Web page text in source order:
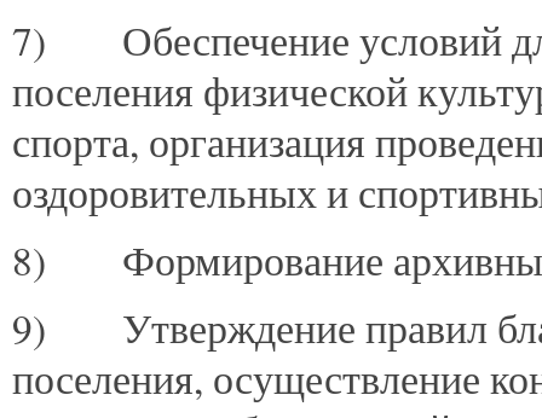
7) Обеспечение условий
поселения физической
спорта, организация
оздоровительных и
8) Формирование
9) Утверждение правил
поселения, осуществление